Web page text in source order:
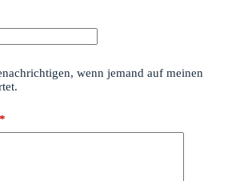
wenn jemand auf meinen
*